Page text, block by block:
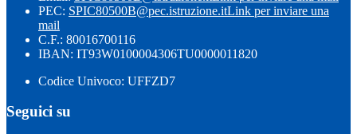
PEC: SPIC80500B@pec.istruzione.itLink per inviare una
mail
C.F.: 80016700116
IBAN: IT93W0100004306TU0000011820
Codice Univoco: UFFZD7
Seguici su